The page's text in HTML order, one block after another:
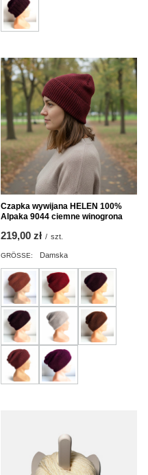
Czapka wywijana HELEN 100%
Alpaka 9044 ciemne winogrona
219,00 zł / szt.
GRÖSSE: Damska